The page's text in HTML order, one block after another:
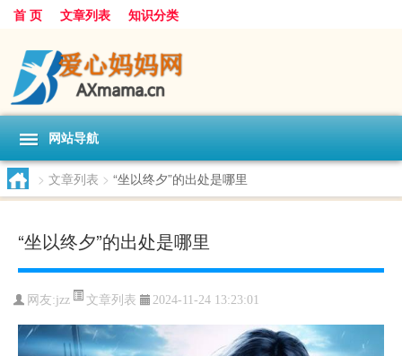
首 页 文章列表 知识分类
网站导航
> 文章列表 > “坐以终夕”的出处是哪里
“坐以终夕”的出处是哪里
网友:jzz 文章列表 2024-11-24 13:23:01